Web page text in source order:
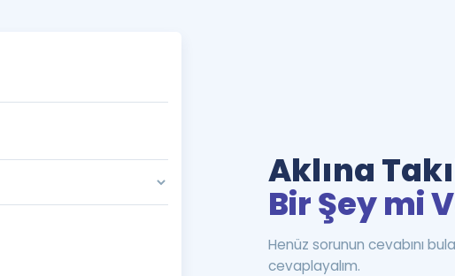
Aklına
Bir Şey mi
Henüz sorunun cevabını
cevaplayalım.